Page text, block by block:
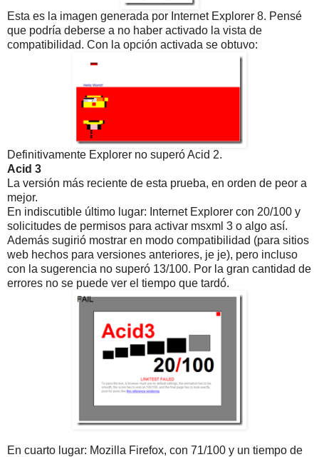
Esta es la imagen generada por Internet Explorer 8. Pensé
que podría deberse a no haber activado la vista de
compatibilidad. Con la opción activada se obtuvo:
Definitivamente Explorer no superó Acid 2.
Acid 3
La versión más reciente de esta prueba, en orden de peor a
mejor.
En indiscutible último lugar: Internet Explorer con 20/100 y
solicitudes de permisos para activar msxml 3 o algo así.
Además sugirió mostrar en modo compatibilidad (para sitios
web hechos para versiones anteriores, je je), pero incluso
con la sugerencia no superó 13/100. Por la gran cantidad de
errores no se puede ver el tiempo que tardó.
En cuarto lugar: Mozilla Firefox, con 71/100 y un tiempo de